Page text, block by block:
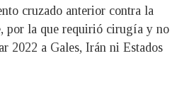
cruzado anterior contra la
por la que requirió cirugía y no
2022 a Gales, Irán ni Estados